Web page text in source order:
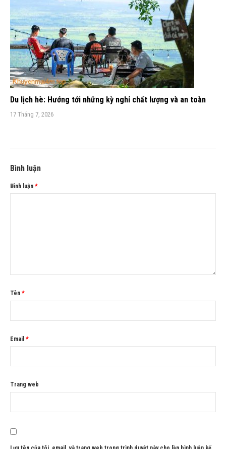
Du lịch hè: Hướng tới những kỳ nghỉ chất lượng và an toàn
17 Tháng 7, 2026
Bình luận
Bình luận *
Tên *
Email *
Trang web